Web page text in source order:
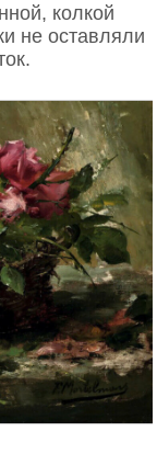
любит
что
Кэти Перри
гортензии.
чистоту
колкой
не оставляли